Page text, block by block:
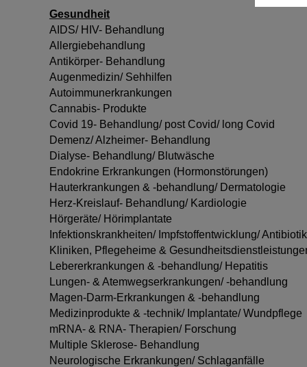
Gesundheit
AIDS/ HIV- Behandlung
Allergiebehandlung
Antikörper- Behandlung
Augenmedizin/ Sehhilfen
Autoimmunerkrankungen
Cannabis- Produkte
Covid 19- Behandlung/ post Covid/ long Covid
Demenz/ Alzheimer- Behandlung
Dialyse- Behandlung/ Blutwäsche
Endokrine Erkrankungen (Hormonstörungen)
Hauterkrankungen & -behandlung/ Dermatologie
Herz-Kreislauf- Behandlung/ Kardiologie
Hörgeräte/ Hörimplantate
Infektionskrankheiten/ Impfstoffentwicklung/
Kliniken, Pflegeheime &
Lebererkrankungen & -behandlung/ Hepatitis
Lungen- & Atemwegserkrankungen/ -behandlung
Magen-Darm-Erkrankungen & -behandlung
Medizinprodukte & -technik/ Implantate/ Wundpflege
mRNA- & RNA- Therapien/ Forschung
Multiple Sklerose- Behandlung
Neurologische Erkrankungen/ Schlaganfälle